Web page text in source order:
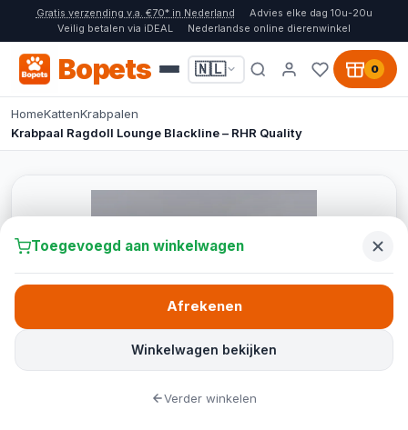
Gratis verzending v.a. €70* in Nederland
Advies elke dag 10u-20u
Veilig betalen via iDEAL
Nederlandse online dierenwinkel
Bopets 🇳🇱 0
HomeKattenKrabpalen
Krabpaal Ragdoll Lounge Blackline – RHR Quality
Toegevoegd aan winkelwagen
Winkelwagen bekijken
Afrekenen
Verder winkelen